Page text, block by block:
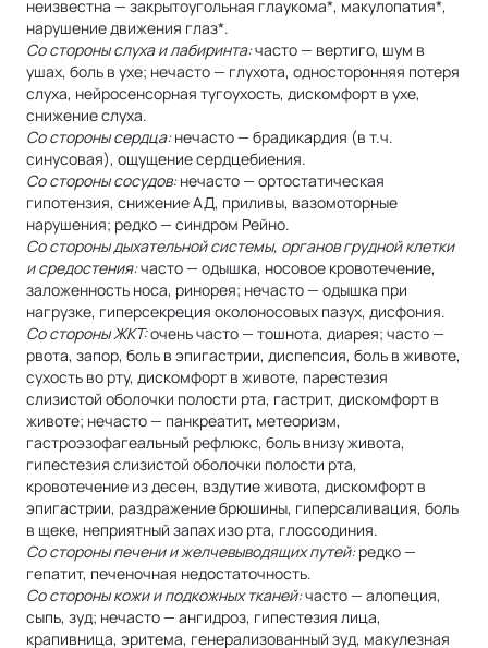
неизвестна — закрытоугольная глаукома*, макулопатия*,
нарушение движения глаз*.
Со стороны слуха и лабиринта:часто — вертиго, шум в
ушах, боль в ухе; нечасто — глухота, односторонняя потеря
слуха, нейросенсорная тугоухость, дискомфорт в ухе,
снижение слуха.
Со стороны сердца:нечасто — брадикардия (в т.ч.
синусовая), ощущение сердцебиения.
Со стороны сосудов:нечасто — ортостатическая
гипотензия, снижение АД, приливы, вазомоторные
нарушения; редко — синдром Рейно.
Со стороны дыхательной системы, органов грудной клетки
и средостения:часто — одышка, носовое кровотечение,
заложенность носа, ринорея; нечасто — одышка при
нагрузке, гиперсекреция околоносовых пазух, дисфония.
Со стороны ЖКТ:очень часто — тошнота, диарея; часто —
рвота, запор, боль в эпигастрии, диспепсия, боль в животе,
сухость во рту, дискомфорт в животе, парестезия
слизистой оболочки полости рта, гастрит, дискомфорт в
животе; нечасто — панкреатит, метеоризм,
гастроэзофагеальный рефлюкс, боль внизу живота,
гипестезия слизистой оболочки полости рта,
кровотечение из десен, вздутие живота, дискомфорт в
эпигастрии, раздражение брюшины, гиперсаливация, боль
в щеке, неприятный запах изо рта, глоссодиния.
Со стороны печени и желчевыводящих путей:редко —
гепатит, печеночная недостаточность.
Со стороны кожи и подкожных тканей:часто — алопеция,
сыпь, зуд; нечасто — ангидроз, гипестезия лица,
крапивница, эритема, генерализованный зуд, макулезная